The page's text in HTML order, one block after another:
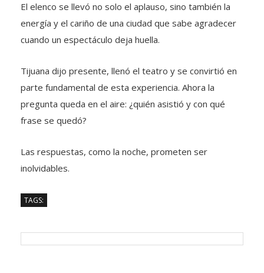
El elenco se llevó no solo el aplauso, sino también la
energía y el cariño de una ciudad que sabe agradecer
cuando un espectáculo deja huella.
Tijuana dijo presente, llenó el teatro y se convirtió en
parte fundamental de esta experiencia. Ahora la
pregunta queda en el aire: ¿quién asistió y con qué
frase se quedó?
Las respuestas, como la noche, prometen ser
inolvidables.
TAGS: